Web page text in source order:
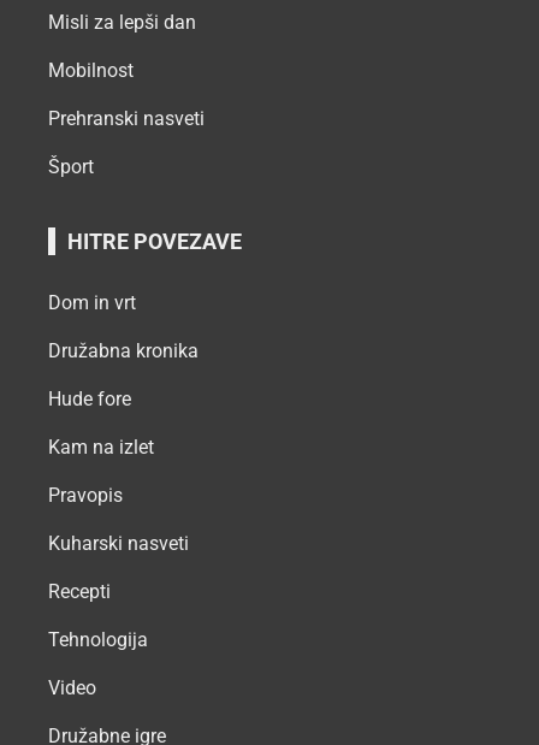
Misli za lepši dan
Mobilnost
Prehranski nasveti
Šport
HITRE POVEZAVE
Dom in vrt
Družabna kronika
Hude fore
Kam na izlet
Pravopis
Kuharski nasveti
Recepti
Tehnologija
Video
Družabne igre